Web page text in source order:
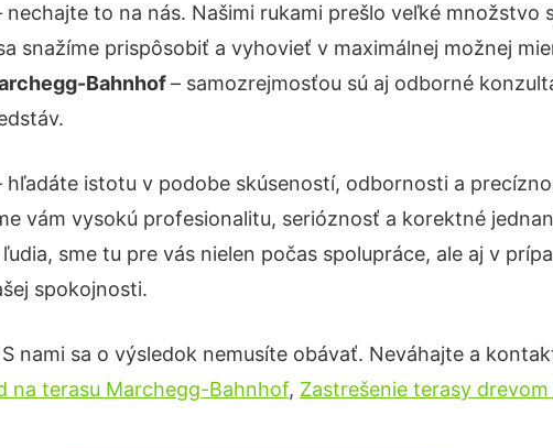
nechajte to na nás. Našimi rukami prešlo veľké
snažíme prispôsobiť a vyhovieť v maximálnej možnej
Bahnhof– samozrejmosťou sú aj odborné
hľadáte istotu v podobe skúseností, odbornosti a
vám vysokú profesionalitu, serióznosť a korektné
sme tu pre vás nielen počas spolupráce, ale aj v
spokojnosti.
S nami sa o výsledok nemusíte obávať. Neváhajte a
na terasu Marchegg-Bahnhof, Zastrešenie terasy